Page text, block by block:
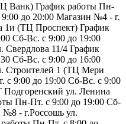
Ванк) График работы Пн-
до 20:00 Магазин №4 - г.
1и (ТЦ Проспект) График
Сб-Вс. с 9:00 до 19:00
Свердлова 11/4 График
Сб-Вс. с 9:00 до 16:00
Строителей 1 (ТЦ Мери
с 9:00 до 19:00 Сб-Вс. с 9:00
ул. Ленина
Пн-Пт. с 9:00 до 19:00 Сб-
№8 - г.Россошь ул.